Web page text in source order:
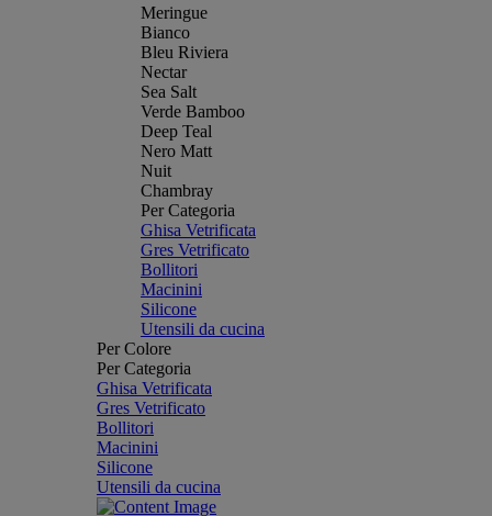
Meringue
Bianco
Bleu Riviera
Nectar
Sea Salt
Verde Bamboo
Deep Teal
Nero Matt
Nuit
Chambray
Per Categoria
Ghisa Vetrificata
Gres Vetrificato
Bollitori
Macinini
Silicone
Utensili da cucina
Per Colore
Per Categoria
Ghisa Vetrificata
Gres Vetrificato
Bollitori
Macinini
Silicone
Utensili da cucina